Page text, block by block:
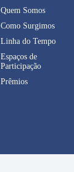
Quem Somos
Como Surgimos
Linha do Tempo
Espaços de
Participação
Prêmios